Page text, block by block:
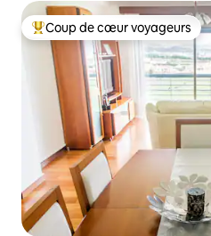
Coups de cœur voyageurs les
Coup de cœur voyageurs